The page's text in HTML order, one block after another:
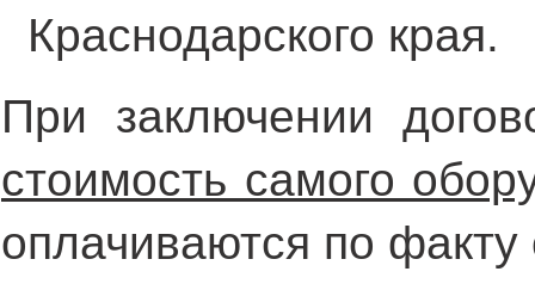
Краснодарского края.
При заключении
стоимость самого
оплачиваются по факту